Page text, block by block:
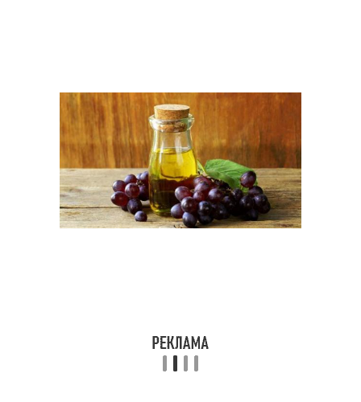
Тканевые маски Питательная маска
Маски из натуральных